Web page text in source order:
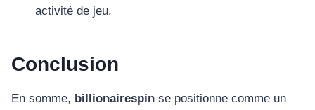
activité de jeu.
Conclusion
En somme, billionairespin se positionne comme un